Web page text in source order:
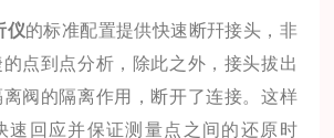
仪的标准配置提供快速断幵接头，非
点到点分析，除此之外，接头拔出
阀的隔离作用，断开了连接。这样
速回应并保证测量点之间的还原时